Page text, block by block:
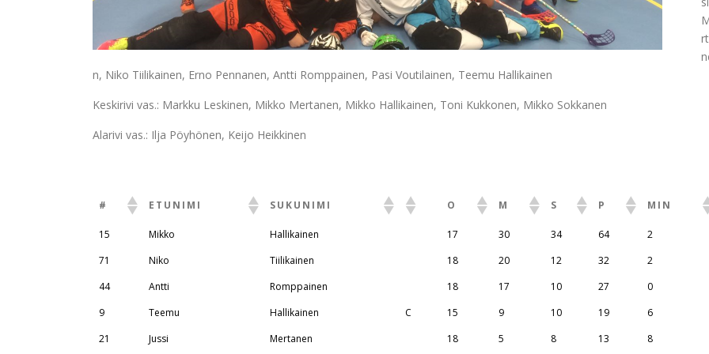
n, Niko Tiilikainen, Erno Pennanen, Antti Romppainen, Pasi Voutilainen, Teemu Hallikainen
Keskirivi vas.: Markku Leskinen, Mikko Mertanen, Mikko Hallikainen, Toni Kukkonen, Mikko Sokkanen
Alarivi vas.: Ilja Pöyhönen, Keijo Heikkinen
# ETUNIMI SUKUNIMI O M S P MIN
15 Mikko Hallikainen 17 30 34 64
2
71
Niko Tiilikainen 18 20 12 32
2
44
Antti Romppainen 18 17 10 27
0
9
Teemu Hallikainen C 15 9 10 19
6
21
Jussi Mertanen 18 5 8 13
8